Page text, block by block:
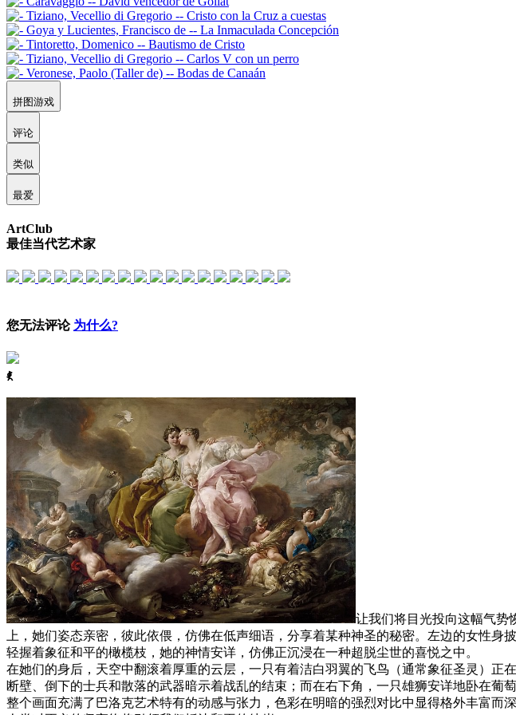
拼图游戏
评论
类似
最爱
ArtClub
最佳当代艺术家
您无法评论 为什么?
ꈅ
让我们将目光投向这幅气势
上，她们姿态亲密，彼此依偎，仿佛在低声细语，分享着某种神圣的秘密。左边的女性
轻握着象征和平的橄榄枝，她的神情安详，仿佛正沉浸在一种超脱尘世的喜悦之中。
在她们的身后，天空中翻滚着厚重的云层，一只有着洁白羽翼的飞鸟（通常象征圣灵）
断壁、倒下的士兵和散落的武器暗示着战乱的结束；而在右下角，一只雄狮安详地卧在葡
整个画面充满了巴洛克艺术特有的动感与张力，色彩在明暗的强烈对比中显得格外丰富